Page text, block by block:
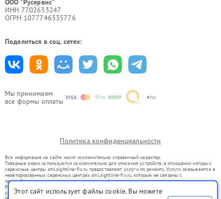
Мы принимаем
все формы оплаты
ООО "Русервис"
ИНН 7702633247
ОГРН 1077746335776
Поделиться в соц. сетях:
Политика конфиденциальности
Вся информация на сайте носит исключительно справочный характер.
Товарные знаки используются исключительно для описания устройств, в отношении которых
сервисные центры sml.sightline-fix.ru предоставляют услуги по ремонту. Услуги оказываются в
неавторизованных сервисных центрах sml.sightline-fix.ru, которые не связаны с
правообладателями товарных знаков или их официальными представителями.
Ремонт осуществляется для устройств, уже введенных в гражданский оборот в соответствии
со статьей 1487 ГК РФ.
Этот сайт использует файлы cookie. Вы можете